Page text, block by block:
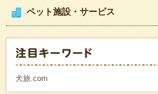
ペット施設・サービス
犬旅.com